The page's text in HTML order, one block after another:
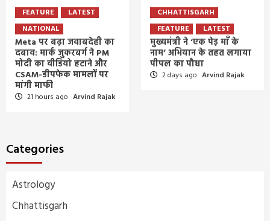
FEATURE
LATEST
NATIONAL
Meta पर बढ़ा जवाबदेही का
दबाव: मार्क जुकरबर्ग ने PM
मोदी का वीडियो हटाने और
CSAM-डीपफेक मामलों पर
मांगी माफी
21 hours ago Arvind Rajak
CHHATTISGARH
FEATURE
LATEST
मुख्यमंत्री ने ‘एक पेड़ माँ के
नाम’ अभियान के तहत लगाया
पीपल का पौधा
2 days ago Arvind Rajak
Categories
Astrology
Chhattisgarh